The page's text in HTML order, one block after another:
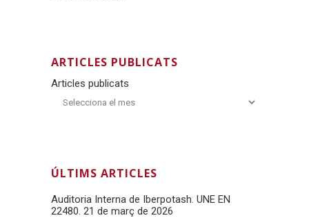
ARTICLES PUBLICATS
Articles publicats
ÚLTIMS ARTICLES
Auditoria Interna de Iberpotash. UNE EN
22480. 21 de març de 2026